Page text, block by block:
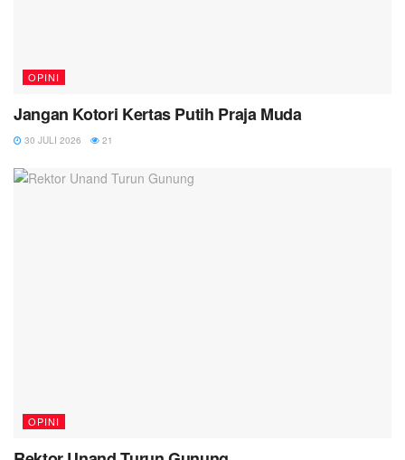
OPINI
Jangan Kotori Kertas Putih Praja Muda
30 JULI 2026 21
OPINI